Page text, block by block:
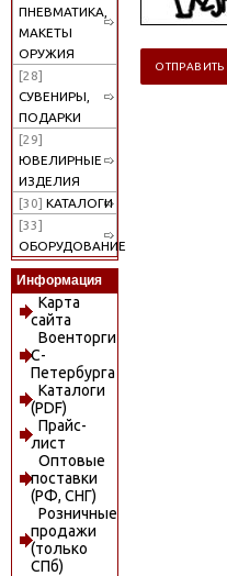
ПНЕВМАТИКА,
МАКЕТЫ
ОРУЖИЯ
[28]
СУВЕНИРЫ,
ПОДАРКИ
[29]
ЮВЕЛИРНЫЕ
ИЗДЕЛИЯ
[30] КАТАЛОГИ
[33]
ОБОРУДОВАНИЕ
Информация
Карта
сайта
Военторги
С-
Петербурга
Каталоги
(PDF)
Прайс-
лист
Оптовые
поставки
(РФ, СНГ)
Розничные
продажи
(только
СПб)